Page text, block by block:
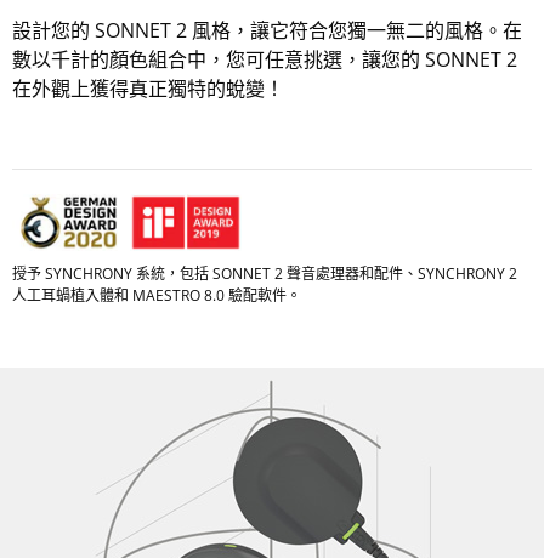
設計您的 SONNET 2 風格，讓它符合您獨一無二的風格。在
數以千計的顏色組合中，您可任意挑選，讓您的 SONNET 2
在外觀上獲得真正獨特的蛻變！
授予 SYNCHRONY 系統，包括 SONNET 2 聲音處理器和配件、SYNCHRONY 2
人工耳蝸植入體和 MAESTRO 8.0 驗配軟件。